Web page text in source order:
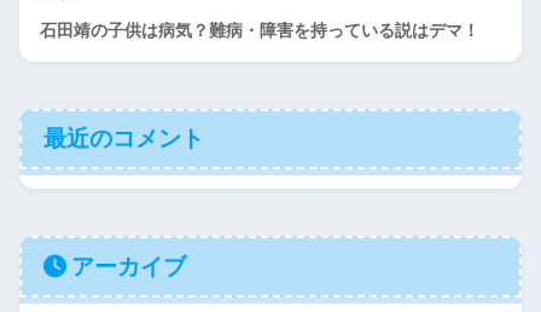
石田靖の子供は病気？難病・障害を持っている説はデマ！
最近のコメント
アーカイブ